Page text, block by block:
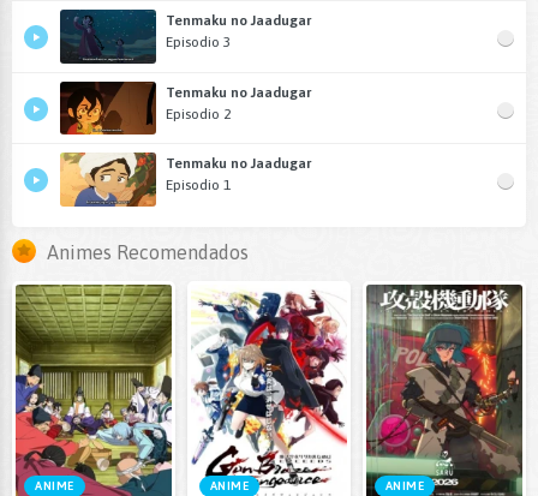
Tenmaku no Jaadugar
Episodio 3
Tenmaku no Jaadugar
Episodio 2
Tenmaku no Jaadugar
Episodio 1
Animes Recomendados
ANIME ANIME ANIME